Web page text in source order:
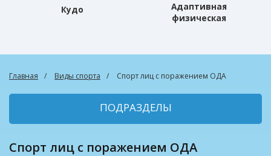
Кудо
Адаптивная
физическая
Главная Виды спорта Спорт лиц с поражением ОДА
ПОДРАЗДЕЛЫ
Спорт лиц с поражением ОДА